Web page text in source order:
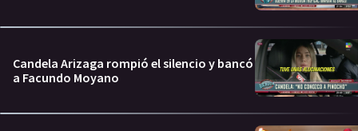
Candela Arizaga rompió el silencio y bancó
a Facundo Moyano